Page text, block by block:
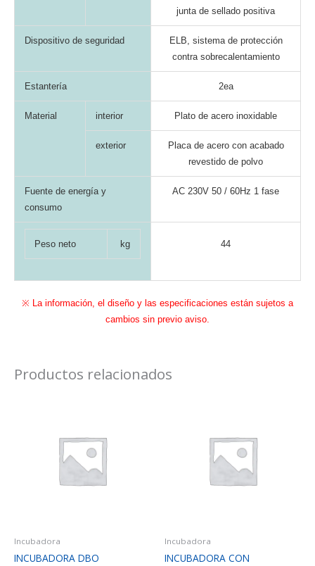
junta de sellado positiva
Dispositivo de seguridad
ELB, sistema de protección
contra sobrecalentamiento
Estantería 2ea
Material interior Plato de acero inoxidable
exterior
Placa de acero con acabado
revestido de polvo
Fuente de energía y
consumo
AC 230V 50 / 60Hz 1 fase
Peso neto kg 44
※ La información, el diseño y las especificaciones están sujetos a
cambios sin previo aviso.
Productos relacionados
Incubadora
INCUBADORA DBO
Incubadora
INCUBADORA CON